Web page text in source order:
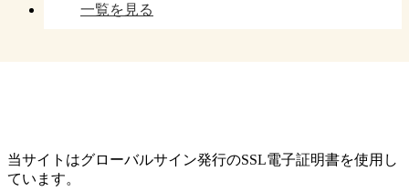
一覧を見る
当サイトはグローバルサイン発行のSSL電子証明書を使用し
ています。